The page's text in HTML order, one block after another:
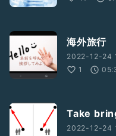
海外旅行
2022-12-24
1
Take
2022-12-24